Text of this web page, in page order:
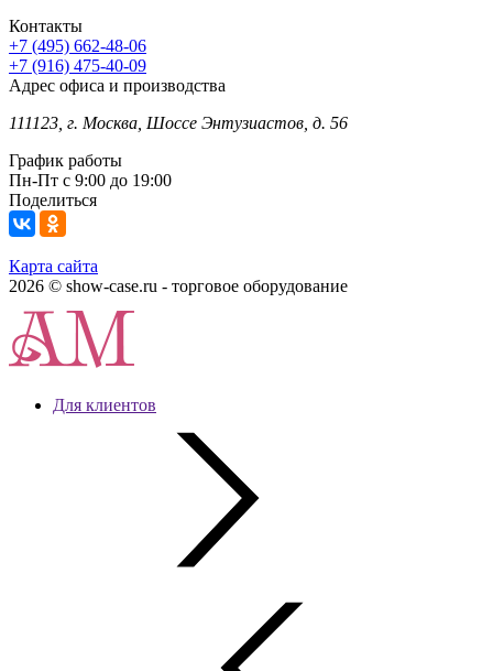
Контакты
+7 (495) 662-48-06
+7 (916) 475-40-09
Адрес офиса и производства
111123, г. Москва, Шоссе Энтузиастов, д. 56
График работы
Пн-Пт с 9:00 до 19:00
Поделиться
Карта сайта
2026 © show-case.ru - торговое оборудование
Для клиентов